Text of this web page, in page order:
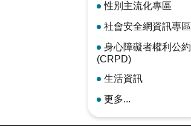
性別主流化專區
社會安全網資訊專區
身心障礙者權利公約
(CRPD)
生活資訊
更多...